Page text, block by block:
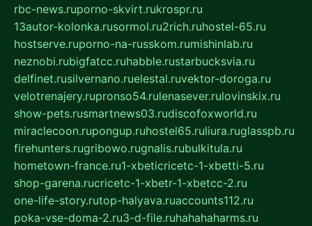
rbc-news.ruporno-skvirt.rukrospr.ru
13autor-kolonka.rusormol.ru2rich.ruhostel-65.ru
hostserve.ruporno-na-russkom.rumishinlab.ru
neznobi.rubigfatcc.ruhabble.rustarbucksvia.ru
delfinet.rusilvernano.ruelestal.ruvektor-doroga.ru
velotrenajery.rupronso54.rulenasever.rulovinskix.ru
show-pets.rusmartnews03.rudiscofoxworld.ru
miraclecoon.rupongup.ruhostel65.ruliura.ruglasspb.ru
firehunters.rugribowo.rugnalis.rubulkitula.ru
hometown-france.ru1-xbeticricetc-1-xbetti-5.ru
shop-garena.rucricetc-1-xbetr-1-xbetcc-2.ru
one-life-story.rutop-halyava.ruaccounts112.ru
poka-vse-doma-2.ru3-d-file.ruhahahaharms.ru